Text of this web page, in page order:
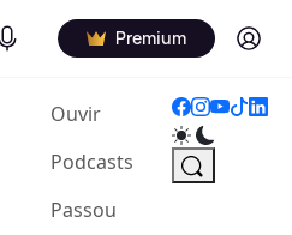
Podcasts Premium Log in
Ouvir(current)
Podcasts
Passou